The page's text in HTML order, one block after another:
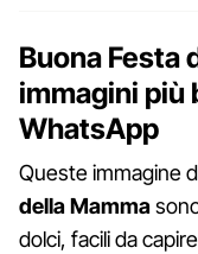
Buona Festa
immagini più
WhatsApp
Queste immagine
della Mamma
dolci, facili da